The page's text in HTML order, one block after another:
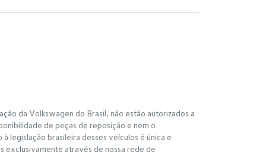
da Volkswagen do Brasil, não estão autorizados a
de peças de reposição e nem o
legislação brasileira desses veículos é única e
exclusivamente através de nossa rede de